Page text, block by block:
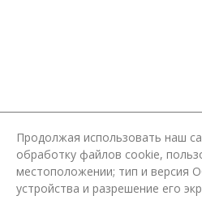
Продолжая использовать наш
обработку файлов cookie,
местоположении; тип и версия
устройства и разрешение его